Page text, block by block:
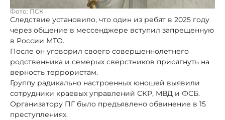
Фото: ПСК
Следствие установило, что один из ребят в 2025 году
через общение в мессенджере вступил запрещенную
в России МТО.
После он уговорил своего совершеннолетнего
родственника и семерых сверстников присягнуть на
верность террористам.
Группу радикально настроенных юношей выявили
сотрудники краевых управлений СКР, МВД и ФСБ.
Организатору ПГ было предъявлено обвинение в 15
преступлениях.